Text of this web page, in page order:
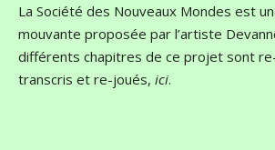
La Société des Nouveaux Mondes est
mouvante proposée par l’artiste
différents chapitres de ce projet sont
transcris et re-joués, ici.